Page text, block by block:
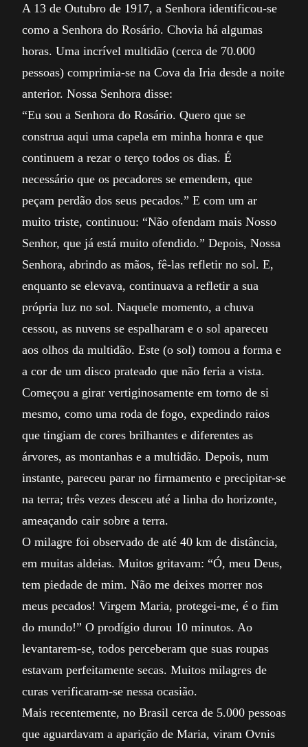
A 13 de Outubro de 1917, a Senhora identificou-se
como a Senhora do Rosário. Chovia há algumas
horas. Uma incrível multidão (cerca de 70.000
pessoas) comprimia-se na Cova da Iria desde a noite
anterior. Nossa Senhora disse:
“Eu sou a Senhora do Rosário. Quero que se
construa aqui uma capela em minha honra e que
continuem a rezar o terço todos os dias. É
necessário que os pecadores se emendem, que
peçam perdão dos seus pecados.” E com um ar
muito triste, continuou: “Não ofendam mais Nosso
Senhor, que já está muito ofendido.” Depois, Nossa
Senhora, abrindo as mãos, fê-las refletir no sol. E,
enquanto se elevava, continuava a refletir a sua
própria luz no sol. Naquele momento, a chuva
cessou, as nuvens se espalharam e o sol apareceu
aos olhos da multidão. Este (o sol) tomou a forma e
a cor de um disco prateado que não feria a vista.
Começou a girar vertiginosamente em torno de si
mesmo, como uma roda de fogo, expedindo raios
que tingiam de cores brilhantes e diferentes as
árvores, as montanhas e a multidão. Depois, num
instante, pareceu parar no firmamento e precipitar-se
na terra; três vezes desceu até a linha do horizonte,
ameaçando cair sobre a terra.
O milagre foi observado de até 40 km de distância,
em muitas aldeias. Muitos gritavam: “Ó, meu Deus,
tem piedade de mim. Não me deixes morrer nos
meus pecados! Virgem Maria, protegei-me, é o fim
do mundo!” O prodígio durou 10 minutos. Ao
levantarem-se, todos perceberam que suas roupas
estavam perfeitamente secas. Muitos milagres de
curas verificaram-se nessa ocasião.
Mais recentemente, no Brasil cerca de 5.000 pessoas
que aguardavam a aparição de Maria, viram Ovnis